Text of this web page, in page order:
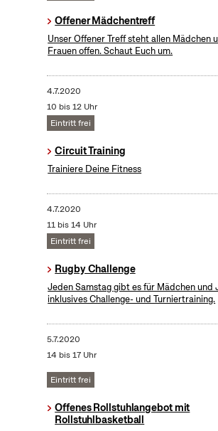
Offener Mädchentreff
Unser Offener Treff steht allen Mädchen
Frauen offen. Schaut Euch um.
4.7.2020
10 bis 12 Uhr
Eintritt frei
Circuit Training
Trainiere Deine Fitness
4.7.2020
11 bis 14 Uhr
Eintritt frei
Rugby Challenge
Jeden Samstag gibt es für Mädchen und
inklusives Challenge- und Turniertraining.
5.7.2020
14 bis 17 Uhr
Eintritt frei
Offenes Rollstuhlangebot mit
Rollstuhlbasketball